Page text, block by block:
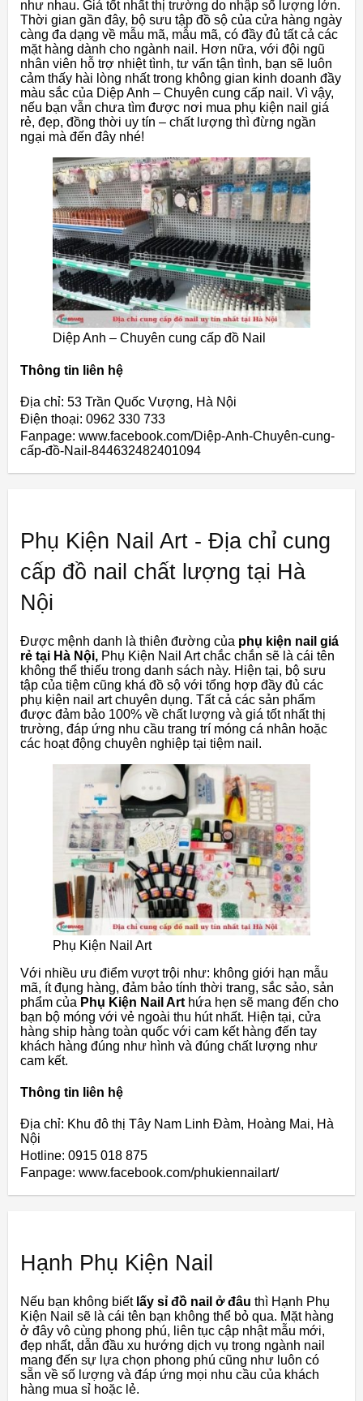
như nhau. Giá tốt nhất thị trường do nhập số lượng lớn.
Thời gian gần đây, bộ sưu tập đồ sộ của cửa hàng ngày
càng đa dạng về mẫu mã, mẫu mã, có đầy đủ tất cả các
mặt hàng dành cho ngành nail. Hơn nữa, với đội ngũ
nhân viên hỗ trợ nhiệt tình, tư vấn tận tình, bạn sẽ luôn
cảm thấy hài lòng nhất trong không gian kinh doanh đầy
màu sắc của Diệp Anh – Chuyên cung cấp nail. Vì vậy,
nếu bạn vẫn chưa tìm được nơi mua phụ kiện nail giá
rẻ, đẹp, đồng thời uy tín – chất lượng thì đừng ngần
ngại mà đến đây nhé!
Diệp Anh – Chuyên cung cấp đồ Nail
Thông tin liên hệ
Địa chỉ: 53 Trần Quốc Vượng, Hà Nội
Điện thoại: 0962 330 733
Fanpage: www.facebook.com/Diệp-Anh-Chuyên-cung-
cấp-đồ-Nail-844632482401094
Phụ Kiện Nail Art - Địa chỉ cung
cấp đồ nail chất lượng tại Hà
Nội
Được mệnh danh là thiên đường của phụ kiện nail giá
rẻ tại Hà Nội, Phụ Kiện Nail Art chắc chắn sẽ là cái tên
không thể thiếu trong danh sách này. Hiện tại, bộ sưu
tập của tiệm cũng khá đồ sộ với tổng hợp đầy đủ các
phụ kiện nail art chuyên dụng. Tất cả các sản phẩm
được đảm bảo 100% về chất lượng và giá tốt nhất thị
trường, đáp ứng nhu cầu trang trí móng cá nhân hoặc
các hoạt động chuyên nghiệp tại tiệm nail.
Phụ Kiện Nail Art
Với nhiều ưu điểm vượt trội như: không giới hạn mẫu
mã, ít đụng hàng, đảm bảo tính thời trang, sắc sảo, sản
phẩm của Phụ Kiện Nail Art hứa hẹn sẽ mang đến cho
bạn bộ móng với vẻ ngoài thu hút nhất. Hiện tại, cửa
hàng ship hàng toàn quốc với cam kết hàng đến tay
khách hàng đúng như hình và đúng chất lượng như
cam kết.
Thông tin liên hệ
Địa chỉ: Khu đô thị Tây Nam Linh Đàm, Hoàng Mai, Hà
Nội
Hotline: 0915 018 875
Fanpage: www.facebook.com/phukiennailart/
Hạnh Phụ Kiện Nail
Nếu bạn không biết lấy sỉ đồ nail ở đâu thì Hạnh Phụ
Kiện Nail sẽ là cái tên bạn không thể bỏ qua. Mặt hàng
ở đây vô cùng phong phú, liên tục cập nhật mẫu mới,
đẹp nhất, dẫn đầu xu hướng dịch vụ trong ngành nail
mang đến sự lựa chọn phong phú cũng như luôn có
sẵn về số lượng và đáp ứng mọi nhu cầu của khách
hàng mua sỉ hoặc lẻ.